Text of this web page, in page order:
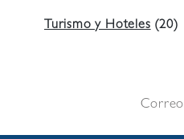
Turismo y Hoteles(20)
Correo